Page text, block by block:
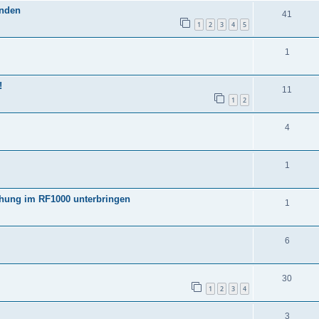
1 2 3 4 5
41
1
1 2
11
4
1
im RF1000 unterbringen 1
6
1 2 3 4
30
3